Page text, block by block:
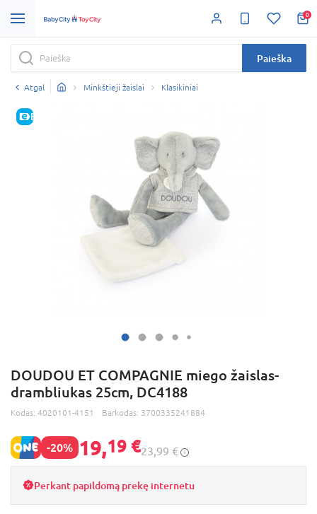
0
Paieška
Atgal Minkštieji žaislai Klasikiniai
E-KAINA
DOUDOU ET COMPAGNIE miego žaislas-
drambliukas 25cm, DC4188
Kodas: 4020101-4151 Barkodas: 3700335241884
-20% 19,19 €23,99 €
Perkant papildomą prekę internetu